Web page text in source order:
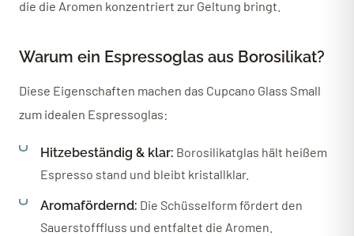
die die Aromen konzentriert zur Geltung bringt.
Warum ein Espressoglas aus Borosilikat?
Diese Eigenschaften machen das Cupcano Glass Small
zum idealen Espressoglas:
Hitzebeständig & klar: Borosilikatglas hält heißem
Espresso stand und bleibt kristallklar.
Aromafördernd: Die Schüsselform fördert den
Sauerstofffluss und entfaltet die Aromen.